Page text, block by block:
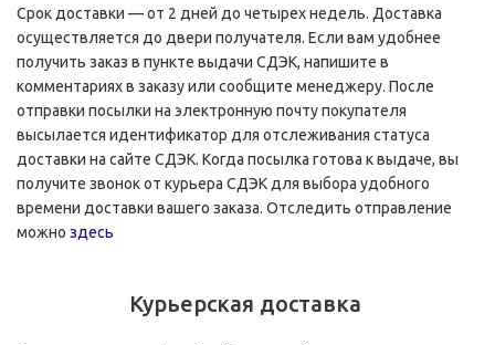
Срок доставки — от 2 дней до четырех недель. Доставка
осуществляется до двери получателя. Если вам удобнее
получить заказ в пункте выдачи СДЭК, напишите в
комментариях в заказу или сообщите менеджеру. После
отправки посылки на электронную почту покупателя
высылается идентификатор для отслеживания статуса
доставки на сайте СДЭК. Когда посылка готова к выдаче, вы
получите звонок от курьера СДЭК для выбора удобного
времени доставки вашего заказа. Отследить отправление
можно здесь
Курьерская доставка